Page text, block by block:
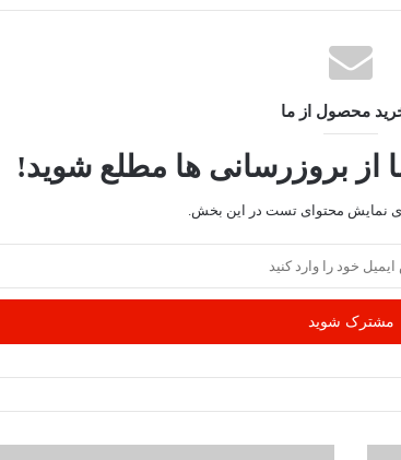
محصول از ما
از بروزرسانی ها مطلع شوید!
نمایش محتوای تست در این بخش.